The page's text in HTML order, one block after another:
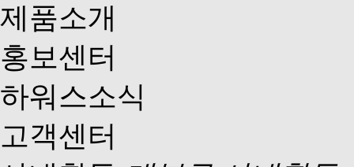
제품소개
홍보센터
하워스소식
고객센터